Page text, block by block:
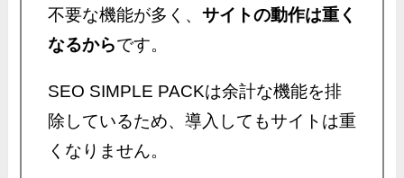
不要な機能が多く、 サイトの動作は重く
なるからです。
SEO SIMPLE PACKは余計な機能を排
除しているため、導入してもサイトは重
くなりません。